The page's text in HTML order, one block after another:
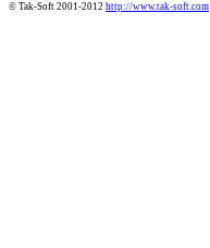
© Tak-Soft 2001-2012 http://www.tak-soft.com